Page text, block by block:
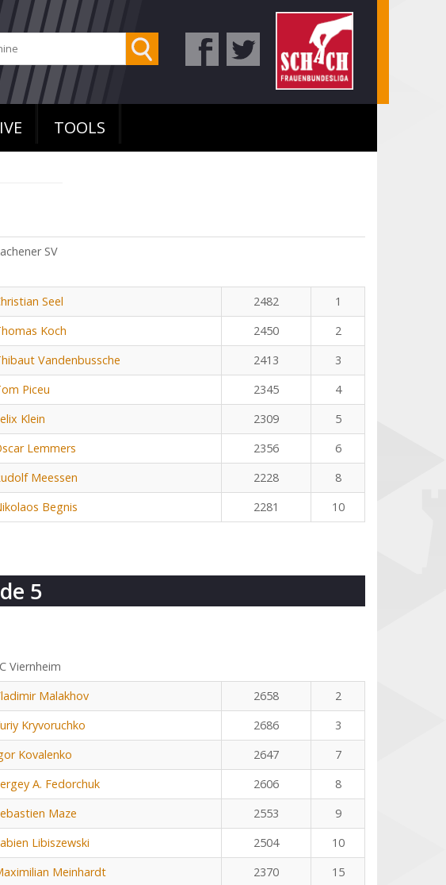
TOOLS
SV
Seel 2482
1
Koch 2450
2
Vandenbussche 2413
3
Piceu 2345
4
Klein 2309
5
Lemmers 2356
6
Meessen 2228
8
Begnis 2281 10
5
Viernheim
Malakhov 2658
2
Kryvoruchko 2686
3
Kovalenko 2647
7
A. Fedorchuk 2606
8
Maze 2553
9
Libiszewski 2504
10
Meinhardt 2370
15